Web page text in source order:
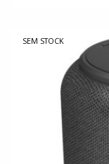
SEM STOCK